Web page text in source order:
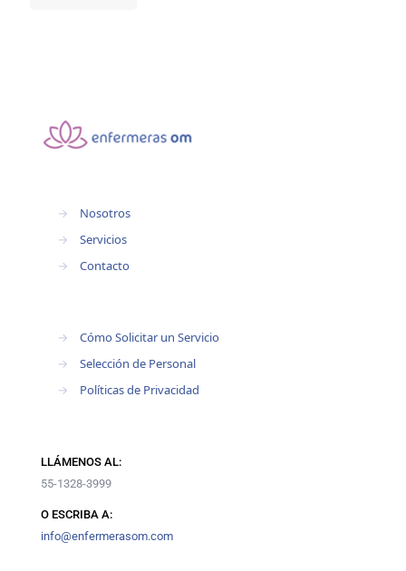
→
Nosotros
→
Servicios
→
Contacto
→
Cómo Solicitar un Servicio
→
Selección de Personal
→
Políticas de Privacidad
LLÁMENOS AL:
55-1328-3999
O ESCRIBA A:
info@enfermerasom.com